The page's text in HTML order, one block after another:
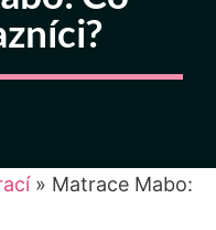
» Matrace Mabo: